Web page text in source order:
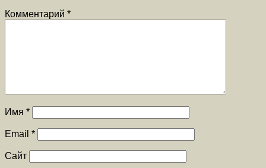
Комментарий *
Имя *
Email *
Сайт